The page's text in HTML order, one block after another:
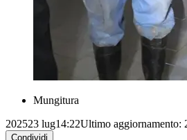
Mungitura
202523 lug14:22Ultimo aggiornamento:
Condividi